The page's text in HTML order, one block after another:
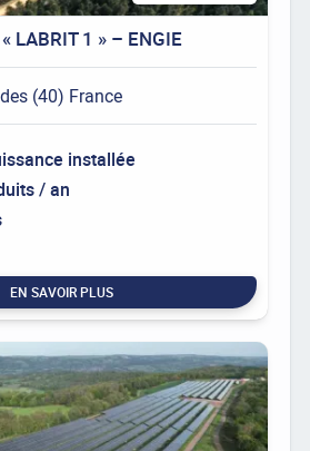
LABRIT 1 » – ENGIE
(40) France
installée
/ an
EN SAVOIR PLUS